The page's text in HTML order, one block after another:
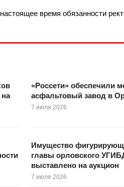
время обязанности
«Россети» обеспечили
асфальтовый завод в
7 июля 2026
Имущество
главы орловского
выставлено на аукцион
7 июля 2026